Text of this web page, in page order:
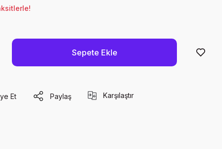
Sepete Ekle
Et Paylaş Karşılaştır